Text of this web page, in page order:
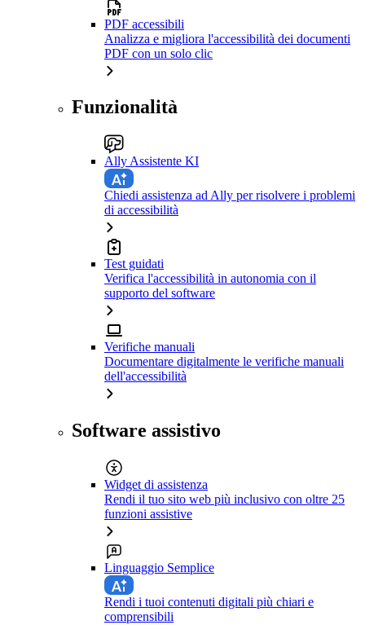
PDF accessibili
Analizza e migliora l'accessibilità dei documenti
PDF con un solo clic
Funzionalità
Ally Assistente KI
Chiedi assistenza ad Ally per risolvere i problemi
di accessibilità
Test guidati
Verifica l'accessibilità in autonomia con il
supporto del software
Verifiche manuali
Documentare digitalmente le verifiche manuali
dell'accessibilità
Software assistivo
Widget di assistenza
Rendi il tuo sito web più inclusivo con oltre 25
funzioni assistive
Linguaggio Semplice
Rendi i tuoi contenuti digitali più chiari e
comprensibili